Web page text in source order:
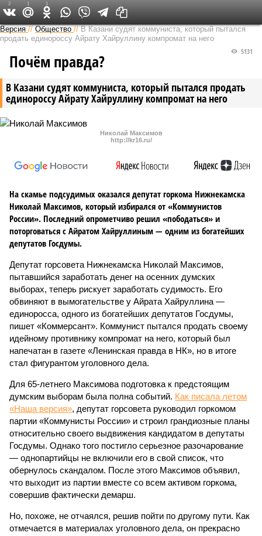
Версия в Татарстане
Версия //Общество //В Казани судят коммуниста, который пытался
продать единороссу Айрату Хайруллину компромат на него
В Казани судят коммуниста, который пытался продать
единороссу Айрату Хайруллину компромат на него
5131
Почём правда?
Николай Максимов
http://kr16.ru/
На скамье подсудимых оказался депутат горкома Нижнекамска
Николай Максимов, который избирался от «Коммунистов
России». Последний опрометчиво решил «пободаться» и
поторговаться с Айратом Хайруллиным — одним из богатейших
депутатов Госдумы.
Депутат горсовета Нижнекамска Николай Максимов,
пытавшийся заработать денег на осенних думских
выборах, теперь рискует заработать судимость. Его
обвиняют в вымогательстве у Айрата Хайруллина —
единоросса, одного из богатейших депутатов Госдумы,
пишет «Коммерсант». Коммунист пытался продать своему
идейному противнику компромат на него, который был
напечатан в газете «Ленинская правда в НК», но в итоге
стал фигурантом уголовного дела.
Для 65-летнего Максимова подготовка к предстоящим
думским выборам была полна событий. Как писала летом
«Наша версия», депутат горсовета руководил горкомом
партии «Коммунисты России» и строил грандиозные планы
относительно своего выдвижения кандидатом в депутаты
Госдумы. Однако того постигло серьезное разочарование
— однопартийцы не включили его в свой список, что
обернулось скандалом. После этого Максимов объявил,
что выходит из партии вместе со всем активом горкома,
совершив фактически демарш.
Но, похоже, не отчаялся, решив пойти по другому пути. Как
отмечается в материалах уголовного дела, он прекрасно
2 1 1